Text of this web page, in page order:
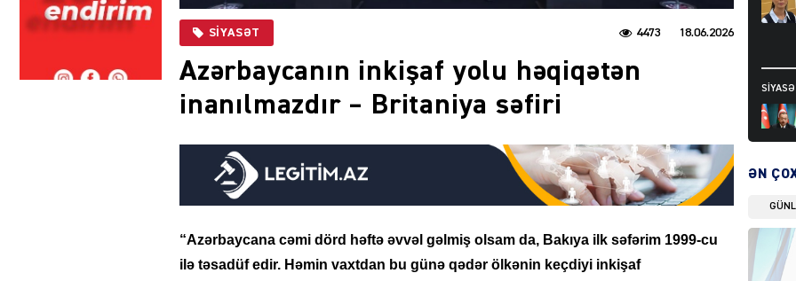
SIYASƏT 18.06.2026
4473
Azərbaycanın inkişaf yolu həqiqətən
inanılmazdır – Britaniya səfiri
“Azərbaycana cəmi dörd həftə əvvəl gəlmiş olsam da, Bakıya ilk səfərim 1999-cu
ilə təsadüf edir. Həmin vaxtdan bu günə qədər ölkənin keçdiyi inkişaf
DÜNYA
ƏN